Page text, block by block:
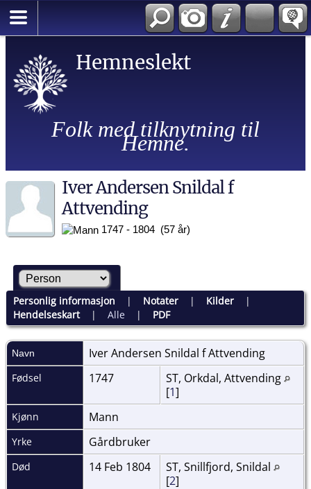
Hemneslekt
Folk med tilknytning til
Hemne.
Iver Andersen Snildal f
Attvending
1747 - 1804 (57 år)
Personlig informasjon | Notater| Kilder|
Hendelseskart| Alle| PDF
Navn Iver Andersen Snildal fAttvending
Fødsel 1747
ST, Orkdal, Attvending
[1]
Kjønn Mann
Yrke Gårdbruker
Død 14 Feb 1804
ST, Snillfjord, Snildal
[2]